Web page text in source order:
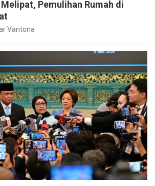
Pemulihan Rumah di
Vantona